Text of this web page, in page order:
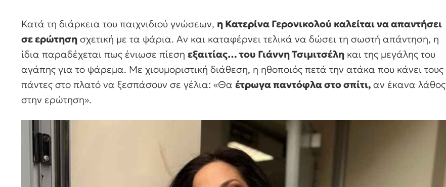
Κατά τη διάρκεια του παιχνιδιού γνώσεων, η Κατερίνα Γερονικολού καλείται να απαντήσει
σε ερώτηση σχετική με τα ψάρια. Αν και καταφέρνει τελικά να δώσει τη σωστή απάντηση, η
ίδια παραδέχεται πως ένιωσε πίεση εξαιτίας… του Γιάννη Τσιμιτσέλη και της μεγάλης του
αγάπης για το ψάρεμα. Με χιουμοριστική διάθεση, η ηθοποιός πετά την ατάκα που κάνει τους
πάντες στο πλατό να ξεσπάσουν σε γέλια: «Θα έτρωγα παντόφλα στο σπίτι, αν έκανα λάθος
στην ερώτηση».